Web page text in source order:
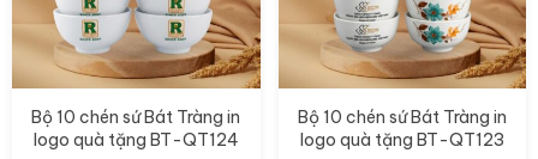
Bộ 10 chén sứ Bát Tràng in
logo quà tặng BT-QT124
Bộ 10 chén sứ Bát Tràng in
logo quà tặng BT-QT123